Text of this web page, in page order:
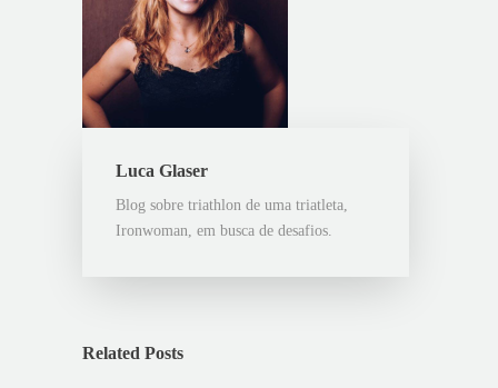
Luca Glaser
Blog sobre triathlon de uma triatleta,
Ironwoman, em busca de desafios.
Related Posts